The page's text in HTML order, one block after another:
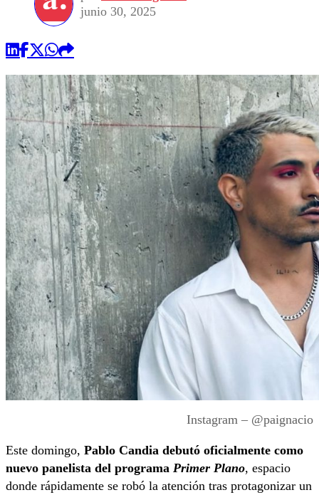
junio 30, 2025
Instagram – @paignacio
Este domingo, Pablo Candia debutó oficialmente como
nuevo panelista del programa Primer Plano, espacio
donde rápidamente se robó la atención tras protagonizar un